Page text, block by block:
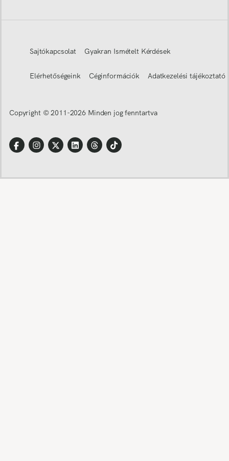
Sajtókapcsolat Gyakran Ismételt Kérdések
Elérhetőségeink Céginformációk Adatkezelési tájékoztató
Copyright © 2011-2026 Minden jog fenntartva